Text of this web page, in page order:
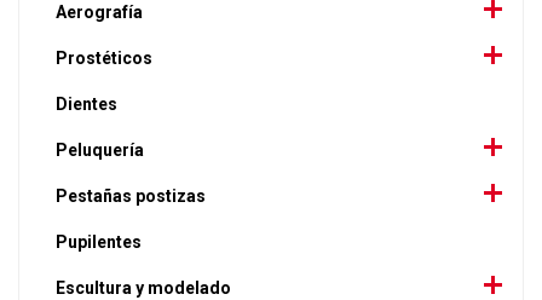
Aerografía
Prostéticos
Dientes
Peluquería
Pestañas postizas
Pupilentes
Escultura y modelado